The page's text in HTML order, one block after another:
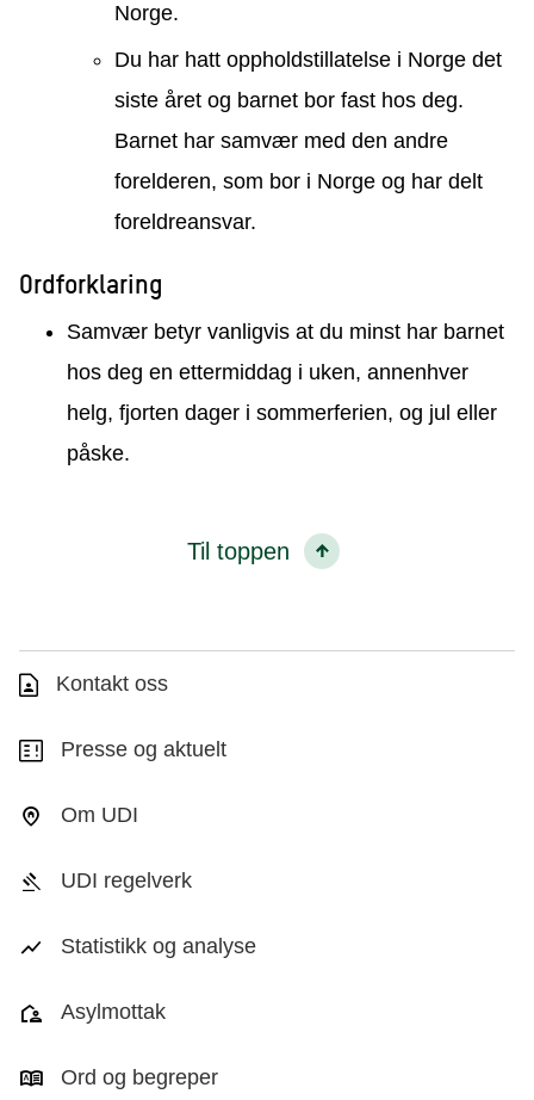
Norge.
Du har hatt oppholdstillatelse i Norge det
siste året og barnet bor fast hos deg.
Barnet har samvær med den andre
forelderen, som bor i Norge og har delt
foreldreansvar.
Ordforklaring
Samvær betyr vanligvis at du minst har barnet
hos deg en ettermiddag i uken, annenhver
helg, fjorten dager i sommerferien, og jul eller
påske.
Til toppen
Kontakt oss
Presse og aktuelt
Om UDI
UDI regelverk
Statistikk og analyse
Asylmottak
Ord og begreper